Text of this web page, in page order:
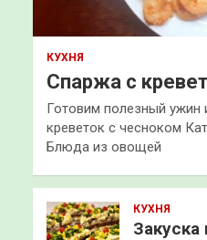
КУХНЯ
Спаржа с
Готовим полезный ужин
креветок с чесноком
Блюда из овощей
КУХНЯ
Закуска